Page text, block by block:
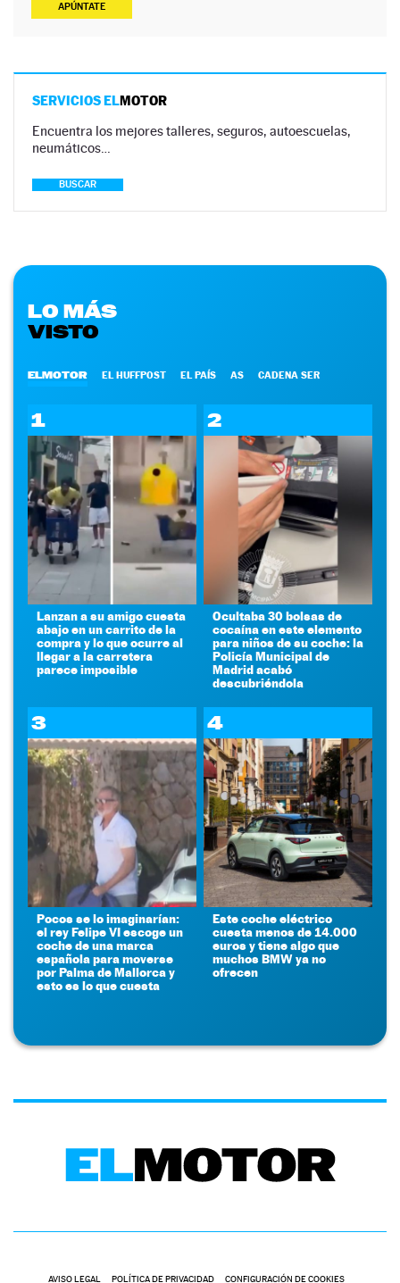
APÚNTATE
SERVICIOS ELMOTOR
Encuentra los mejores talleres, seguros, autoescuelas,
neumáticos…
BUSCAR
LO MÁS
VISTO
ELMOTOR EL HUFFPOST EL PAÍS AS CADENA SER
1
Lanzan a su amigo cuesta
abajo en un carrito de la
compra y lo que ocurre al
llegar a la carretera
parece imposible
2
Ocultaba 30 bolsas de
cocaína en este elemento
para niños de su coche: la
Policía Municipal de
Madrid acabó
descubriéndola
3
Pocos se lo imaginarían:
el rey Felipe VI escoge un
coche de una marca
española para moverse
por Palma de Mallorca y
esto es lo que cuesta
4
Este coche eléctrico
cuesta menos de 14.000
euros y tiene algo que
muchos BMW ya no
ofrecen
AVISO LEGAL POLÍTICA DE PRIVACIDAD CONFIGURACIÓN DE COOKIES